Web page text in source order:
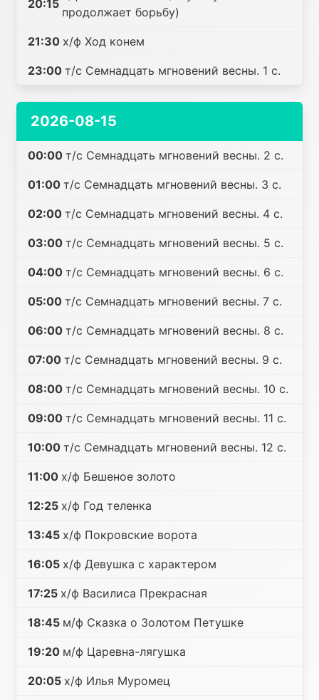
20:15
продолжает борьбу)
21:30 х/ф Ход конем
23:00 т/с Семнадцать мгновений весны. 1 с.
2026-08-15
00:00 т/с Семнадцать мгновений весны. 2 с.
01:00 т/с Семнадцать мгновений весны. 3 с.
02:00 т/с Семнадцать мгновений весны. 4 с.
03:00 т/с Семнадцать мгновений весны. 5 с.
04:00 т/с Семнадцать мгновений весны. 6 с.
05:00 т/с Семнадцать мгновений весны. 7 с.
06:00 т/с Семнадцать мгновений весны. 8 с.
07:00 т/с Семнадцать мгновений весны. 9 с.
08:00 т/с Семнадцать мгновений весны. 10 с.
09:00 т/с Семнадцать мгновений весны. 11 с.
10:00 т/с Семнадцать мгновений весны. 12 с.
11:00 х/ф Бешеное золото
12:25 х/ф Год теленка
13:45 х/ф Покровские ворота
16:05 х/ф Девушка с характером
17:25 х/ф Василиса Прекрасная
18:45 м/ф Сказка о Золотом Петушке
19:20 м/ф Царевна-лягушка
20:05 х/ф Илья Муромец